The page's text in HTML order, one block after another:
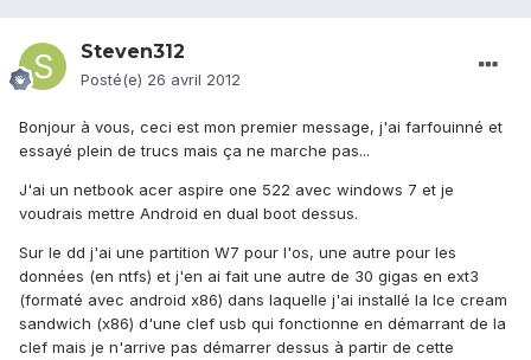
Steven312
Posté(e) 26 avril 2012
Bonjour à vous, ceci est mon premier message, j'ai farfouinné et
essayé plein de trucs mais ça ne marche pas...
J'ai un netbook acer aspire one 522 avec windows 7 et je
voudrais mettre Android en dual boot dessus.
Sur le dd j'ai une partition W7 pour l'os, une autre pour les
données (en ntfs) et j'en ai fait une autre de 30 gigas en ext3
(formaté avec android x86) dans laquelle j'ai installé la Ice cream
sandwich (x86) d'une clef usb qui fonctionne en démarrant de la
clef mais je n'arrive pas démarrer dessus à partir de cette